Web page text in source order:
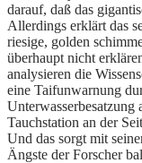
darauf, daß das
Allerdings erklärt das
riesige, golden
überhaupt nicht
analysieren die
eine Taifunwarnung
Unterwasserbesatzung
Tauchstation an der
Und das sorgt mit
Ängste der Forscher